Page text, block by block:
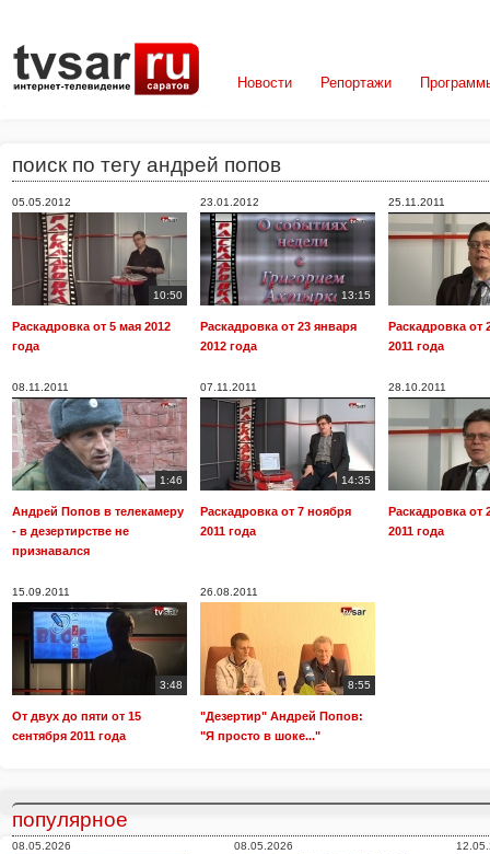
Новости Репортажи
поиск по тегу андрей попов
05.05.2012
10:50
Раскадровка от 5 мая 2012
года
23.01.2012
13:15
Раскадровка от 23 января
2012 года
25.11.2011
Раскадровка от
2011 года
08.11.2011
1:46
Андрей Попов в телекамеру
- в дезертирстве не
признавался
07.11.2011
14:35
Раскадровка от 7 ноября
2011 года
28.10.2011
Раскадровка от
2011 года
15.09.2011
3:48
От двух до пяти от 15
сентября 2011 года
26.08.2011
8:55
"Дезертир" Андрей Попов:
"Я просто в шоке..."
популярное
08.05.2026 08.05.2026